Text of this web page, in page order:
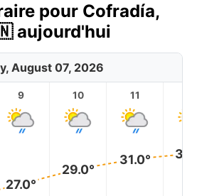
pour Cofradía,
aujourd'hui
August 07, 2026
9
27.0°
10
29.0°
11
31.0°